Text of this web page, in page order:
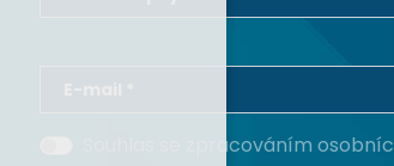
Souhlas se zpracováním